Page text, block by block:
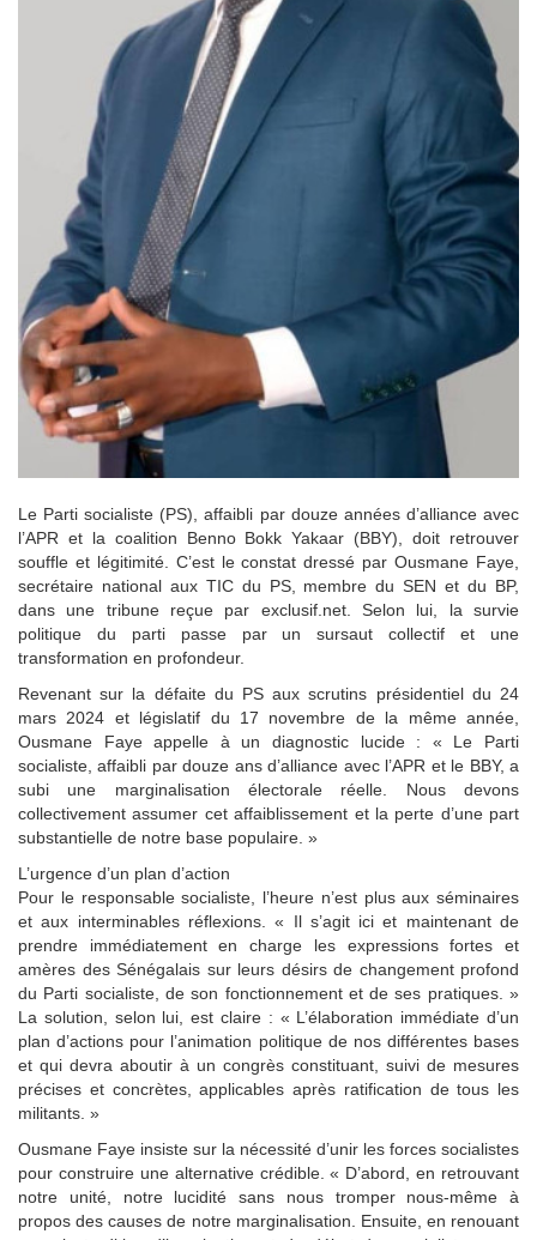
Le Parti socialiste (PS), affaibli par douze années d’alliance avec
l’APR et la coalition Benno Bokk Yakaar (BBY), doit retrouver
souffle et légitimité. C’est le constat dressé par Ousmane Faye,
secrétaire national aux TIC du PS, membre du SEN et du BP,
dans une tribune reçue par exclusif.net. Selon lui, la survie
politique du parti passe par un sursaut collectif et une
transformation en profondeur.
Revenant sur la défaite du PS aux scrutins présidentiel du 24
mars 2024 et législatif du 17 novembre de la même année,
Ousmane Faye appelle à un diagnostic lucide : « Le Parti
socialiste, affaibli par douze ans d’alliance avec l’APR et le BBY, a
subi une marginalisation électorale réelle. Nous devons
collectivement assumer cet affaiblissement et la perte d’une part
substantielle de notre base populaire. »
L’urgence d’un plan d’action
Pour le responsable socialiste, l’heure n’est plus aux séminaires
et aux interminables réflexions. « Il s’agit ici et maintenant de
prendre immédiatement en charge les expressions fortes et
amères des Sénégalais sur leurs désirs de changement profond
du Parti socialiste, de son fonctionnement et de ses pratiques. »
La solution, selon lui, est claire : « L’élaboration immédiate d’un
plan d’actions pour l’animation politique de nos différentes bases
et qui devra aboutir à un congrès constituant, suivi de mesures
précises et concrètes, applicables après ratification de tous les
militants. »
Ousmane Faye insiste sur la nécessité d’unir les forces socialistes
pour construire une alternative crédible. « D’abord, en retrouvant
notre unité, notre lucidité sans nous tromper nous-même à
propos des causes de notre marginalisation. Ensuite, en renouant